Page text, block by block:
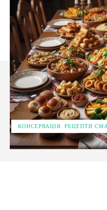
КОНСЕРВАЦІЯ. РЕЦЕПТИ